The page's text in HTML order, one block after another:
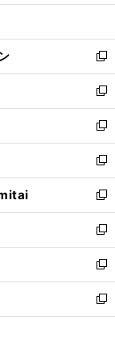
開
ウ
開
く
ン
ウ
で
開
く
ウ
ン
ド
ウ
で
開
く
し
ウ
ィ
ン
ド
ウ
で
開
く
新
し
い
ウ
ィ
ン
ド
ウ
で
開
く
新
し
い
ウ
ィ
ン
ド
ウ
で
開
く
新
し
い
ウ
ィ
ン
ド
ウ
で
開
く
新
し
い
ウ
ィ
ン
ド
ウ
で
開
新
し
い
ウ
ィ
ン
ド
ウ
新
し
い
ウ
ィ
ン
新
し
い
ウ
新
し